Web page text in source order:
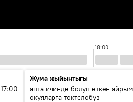
18:00
Жума жыйынтыгы
апта ичинде болуп өткөн айрым
окуяларга токтолобуз